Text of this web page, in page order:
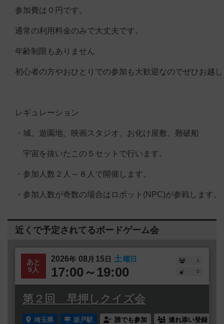
参加費は０円です。
通常の利用料金のみで大丈夫です。
年齢制限もありません
初心者の方やおひとりでの参加も大歓迎なのでぜひお越
レギュレーション
・城、遊園地、映画スタジオ、お化け屋敷、難破船
宇宙を抜いたこの５セットで行います。
・参加人数２人～８人で開催します。
・参加人数が奇数の場合はロボット(NPC)が参戦します。
近くで予定されてるボードゲーム会
あと
9人
2026年 08 月 15日 土曜日
17:00～19:00
1
0
第２回 早押しクイズ会
埼玉県 坂戸駅 誰でも参加 連れ添い登録